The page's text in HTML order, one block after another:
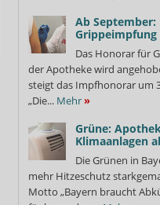
Dr. Andreas Walter,
Versorgung in Gefahr, sofern die Politik
Ab September:
Grippeimpfung
Das Honorar für
der Apotheke wird
steigt das Impfhonorar um
„Die... Mehr»
Grüne:
Klimaanlagen
Die Grünen in
mehr Hitzeschutz
Motto „Bayern braucht